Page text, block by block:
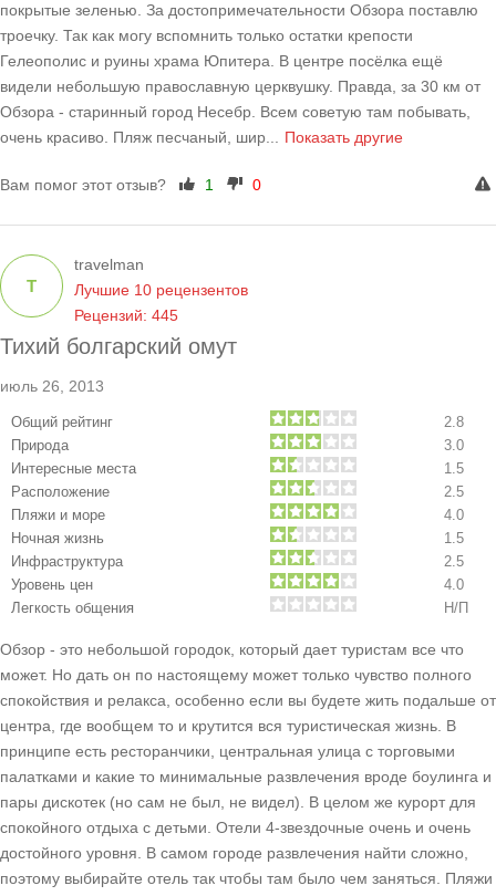
покрытые зеленью. За достопримечательности Обзора поставлю
троечку. Так как могу вспомнить только остатки крепости
Гелеополис и руины храма Юпитера. В центре посёлка ещё
видели небольшую православную церквушку. Правда, за 30 км от
Обзора - старинный город Несебр. Всем советую там побывать,
очень красиво. Пляж песчаный, шир
Показать другие
Вам помог этот отзыв? 1 0
Тихий болгарский омут
июль 26, 2013
Общий рейтинг
2.8
Природа
3.0
Интересные места
1.5
Расположение
2.5
Пляжи и море
4.0
Ночная жизнь
1.5
Инфраструктура
2.5
Уровень цен
4.0
Легкость общения
Н/П
Обзор - это небольшой городок, который дает туристам все что
может. Но дать он по настоящему может только чувство полного
спокойствия и релакса, особенно если вы будете жить подальше от
центра, где вообщем то и крутится вся туристическая жизнь. В
принципе есть ресторанчики, центральная улица с торговыми
палатками и какие то минимальные развлечения вроде боулинга и
пары дискотек (но сам не был, не видел). В целом же курорт для
спокойного отдыха с детьми. Отели 4-звездочные очень и очень
достойного уровня. В самом городе развлечения найти сложно,
поэтому выбирайте отель так чтобы там было чем заняться. Пляжи
T
travelman
Лучшие 10 рецензентов
Рецензий: 445